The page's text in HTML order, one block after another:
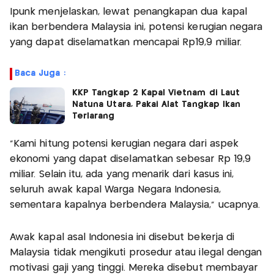
Ipunk menjelaskan, lewat penangkapan dua kapal
ikan berbendera Malaysia ini, potensi kerugian negara
yang dapat diselamatkan mencapai Rp19,9 miliar.
Baca Juga :
KKP Tangkap 2 Kapal Vietnam di Laut
Natuna Utara, Pakai Alat Tangkap Ikan
Terlarang
"Kami hitung potensi kerugian negara dari aspek
ekonomi yang dapat diselamatkan sebesar Rp 19,9
miliar. Selain itu, ada yang menarik dari kasus ini,
seluruh awak kapal Warga Negara Indonesia,
sementara kapalnya berbendera Malaysia," ucapnya.
Awak kapal asal Indonesia ini disebut bekerja di
Malaysia tidak mengikuti prosedur atau ilegal dengan
motivasi gaji yang tinggi. Mereka disebut membayar